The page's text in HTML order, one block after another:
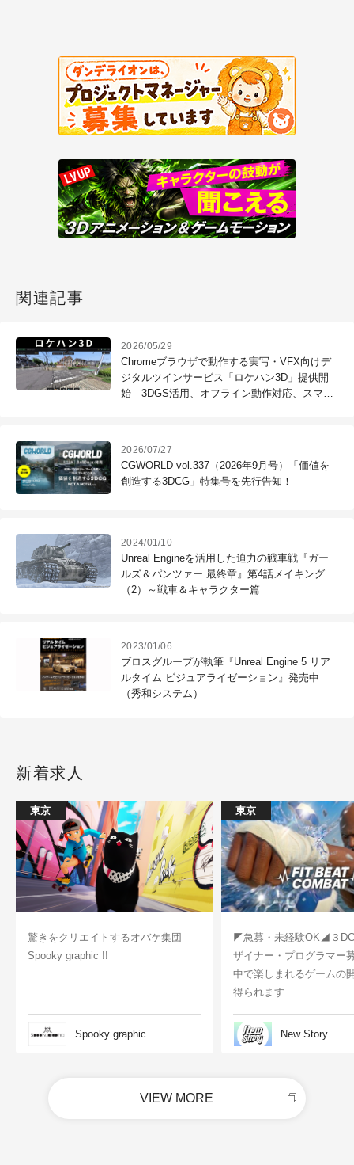
関連記事
2026/05/29
Chromeブラウザで動作する実写・VFX向けデ
ジタルツインサービス「ロケハン3D」提供開
始 3DGS活用、オフライン動作対応、スマホ
2026/07/27
CGWORLD vol.337（2026年9月号）「価値を
創造する3DCG」特集号を先行告知！
2024/01/10
Unreal Engineを活用した迫力の戦車戦『ガー
ルズ＆パンツァー 最終章』第4話メイキング
（2）～戦車＆キャラクター篇
2023/01/06
ブロスグループが執筆『Unreal Engine 5 リア
ルタイム ビジュアライゼーション』発売中
（秀和システム）
新着求人
東京
驚きをクリエイトするオバケ集団
Spooky graphic !!
Spooky graphic
東京
◤急募・未経験OK◢３
ザイナー・プログラマー
中で楽しまれるゲームの
得られます
New Story
VIEW MORE